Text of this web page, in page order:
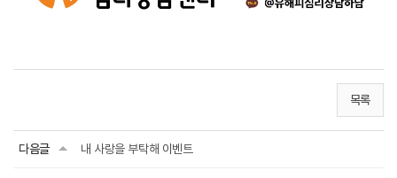
목록
다음글 내 사랑을 부탁해 이벤트